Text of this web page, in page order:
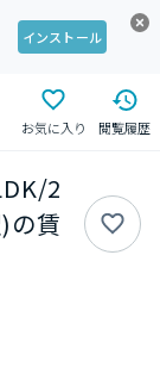
インストール
お気に入り 閲覧履歴
2
の賃